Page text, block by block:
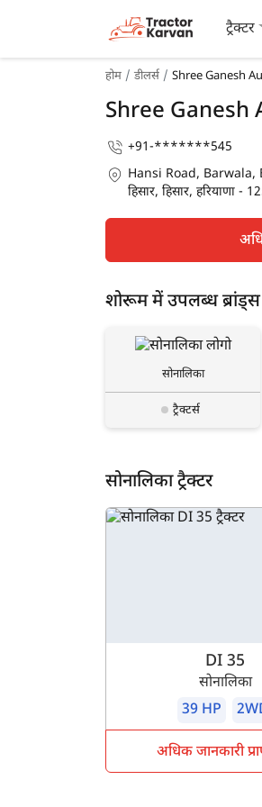
ट्रैक्टर
होम डीलर्स Shree Ganesh
Shree Ganesh
+91-*******545
Hansi Road, Barwala,
हिसार, हिसार, हरियाणा -
शोरूम में उपलब्ध ब्रांड्स
सोनालिका
ट्रैक्टर्स
सोनालिका ट्रैक्टर
DI 35
सोनालिका
39 HP
अधिक जानकारी